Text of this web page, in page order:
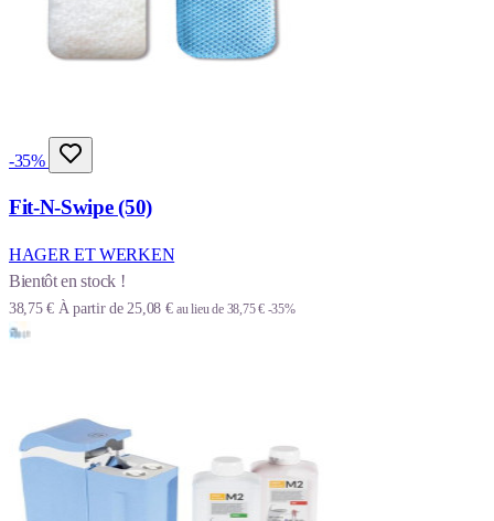
-35%
Fit-N-Swipe (50)
HAGER ET WERKEN
Bientôt en stock !
38,75 € À partir de 25,08 € au lieu de 38,75 € -35%